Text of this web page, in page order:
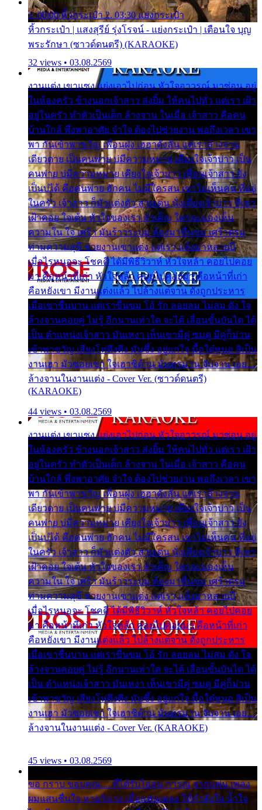
1. 00:00 หิ้วกระเป๋า 2. 03:30 แย่งกระเป๋า
หิ้วกระเป๋า | แสงสุรีย์ รุ่งโรจน์ - แย่งกระเป๋า | เตือนใจ บุญ
พระรักษา (ซาวด์ดนตรี) (KARAOKE)
32 views • 03.08.2569
งานแต่ง เขาแซง แย่งเอาไปก่อน หัวใจอาวรณ์ มาซ่อน อยู่
ในห้องครัว ข้างนอกเจ้าสาว ส่งยิ้ม ให้คนไปทั่ว แต่เรา เฝ้า
อยู่ในครัว ทำตัวเป็นเด็ก ล้างจาน ในเมื่อ เจ้าสาว คือคน
บ้านใกล้ พึ่งพาอาศัย จำใจ ต้องไปช่วยงาน พอถึงเวลา เขา
พา กันเข้าพาขวัญ เพื่อนฝูง เฮฮาดังลั่น แต่เราล้างจาน
เดียวดาย เป็นคนพ่าย บ่มีความหมาย เคียงใจเจ้าบ่าว เป็น
คนพ่าย บ่มีความหมาย เคียงใจเจ้าบ่าว เพื่อนเจ้าสาว ยัง
เป็นบ่ได้ คือคนพ่าย ฮักคน ไม่มีใครสน เขาไม่เห็นคน ที่อยู่
ในครัว เจ้าสาว ก็มัวแต่งตัว สวยเด่น นั่งเคียงเจ้าบ่าว ที่เขา
เฝ้าคอย ใจเต้น หัวใจของเรา ลำเค็ญ ใครจะมองเห็น
ความใน ใจ เศร้า มันร้าวระบม ต้องมาขื่นขม เศร้าตรม
ท่ามความสุขี ช่วยงานเขาแต่ง แต่เรา แล้งมาหลายปี
เมื่อไรหนอจะ โชคดี ได้มีพิธีวิวาห์ หัวใจหล้า คอยไปคอย
มา คือหน้าที่เก่า หัวใจหล้า คอยไปคอยมา คือหน้าที่เก่า
คือหยังเขา มีงานแต่งแล้ว ไปล้างแต่จาน ดั่งถูกประหาร
เมื่อเขาชื่นบาน แต่เราขื่นขม โอ้ รัก ลอยลม ไม่สม ดัง ใจ
ล้างจานคอยคู่ ไม่รู้ อีกนานเท่าใด จะได้ เลื่อนขั้นบันได ได้
เป็น ตำแหน่งเจ้าสาว มันเหงา เห็นเขามีคู่ ซมดู มีคู่ก็ม่วน
เข้าพาขวัญ เสียงโห่ตึงตึง มันซึ้ง อยู่แก่ใจ มื้อใด๋หนอ สิเป็น
งานเฮา มัวซอยเขา ใจเฮาซิด้าน มันทรมาน จับจาน เอย…
ล้างจานในงานแต่ง - Cover Ver. (ซาวด์ดนตรี)
(KARAOKE)
44 views • 03.08.2569
งานแต่ง เขาแซง แย่งเอาไปก่อน หัวใจอาวรณ์ มาซ่อน อยู่
ในห้องครัว ข้างนอกเจ้าสาว ส่งยิ้ม ให้คนไปทั่ว แต่เรา เฝ้า
อยู่ในครัว ทำตัวเป็นเด็ก ล้างจาน ในเมื่อ เจ้าสาว คือคน
บ้านใกล้ พึ่งพาอาศัย จำใจ ต้องไปช่วยงาน พอถึงเวลา เขา
พา กันเข้าพาขวัญ เพื่อนฝูง เฮฮาดังลั่น แต่เราล้างจาน
เดียวดาย เป็นคนพ่าย บ่มีความหมาย เคียงใจเจ้าบ่าว เป็น
คนพ่าย บ่มีความหมาย เคียงใจเจ้าบ่าว เพื่อนเจ้าสาว ยัง
เป็นบ่ได้ คือคนพ่าย ฮักคน ไม่มีใครสน เขาไม่เห็นคน ที่อยู่
ในครัว เจ้าสาว ก็มัวแต่งตัว สวยเด่น นั่งเคียงเจ้าบ่าว ที่เขา
เฝ้าคอย ใจเต้น หัวใจของเรา ลำเค็ญ ใครจะมองเห็น
ความใน ใจ เศร้า มันร้าวระบม ต้องมาขื่นขม เศร้าตรม
ท่ามความสุขี ช่วยงานเขาแต่ง แต่เรา แล้งมาหลายปี
เมื่อไรหนอจะ โชคดี ได้มีพิธีวิวาห์ หัวใจหล้า คอยไปคอย
มา คือหน้าที่เก่า หัวใจหล้า คอยไปคอยมา คือหน้าที่เก่า
คือหยังเขา มีงานแต่งแล้ว ไปล้างแต่จาน ดั่งถูกประหาร
เมื่อเขาชื่นบาน แต่เราขื่นขม โอ้ รัก ลอยลม ไม่สม ดัง ใจ
ล้างจานคอยคู่ ไม่รู้ อีกนานเท่าใด จะได้ เลื่อนขั้นบันได ได้
เป็น ตำแหน่งเจ้าสาว มันเหงา เห็นเขามีคู่ ซมดู มีคู่ก็ม่วน
เข้าพาขวัญ เสียงโห่ตึงตึง มันซึ้ง อยู่แก่ใจ มื้อใด๋หนอ สิเป็น
งานเฮา มัวซอยเขา ใจเฮาซิด้าน มันทรมาน จับจาน เอย…
ล้างจานในงานแต่ง - Cover Ver. (KARAOKE)
45 views • 03.08.2569
ขอ กราบ ขอบคุณ.... ที่ได้รับไออุ่น การุณ จากแฟน เพลง
ผมแสนชื่นใจ หายวังเวง เมื่อแฟนเพลง ให้กำลังใจ น้ำใจ